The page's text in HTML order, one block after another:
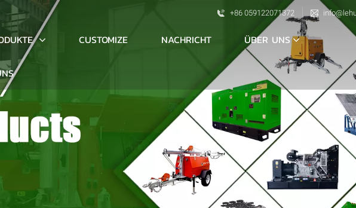
+86 059122071372
CUSTOMIZE NACHRICHT ÜBER UNS